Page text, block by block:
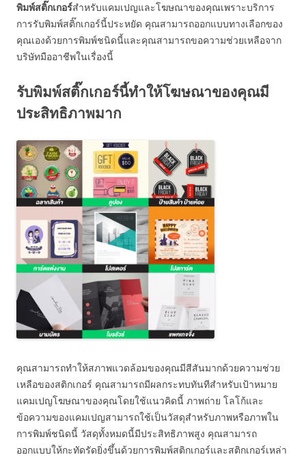
พิมพ์สติ๊กเกอร์สำหรับแคมเปญและโฆษณาของคุณเพราะบริการ
การรับพิมพ์สติ๊กเกอร์นี้ประหยัด คุณสามารถออกแบบทางเลือกของ
คุณเองด้วยการพิมพ์ชนิดนี้และคุณสามารถขอความช่วยเหลือจาก
บริษัทมืออาชีพในเรื่องนี้
รับพิมพ์สติ๊กเกอร์นี้ทำให้โฆษณาของคุณมี
ประสิทธิภาพมาก
คุณสามารถทำให้สภาพแวดล้อมของคุณมีสีสันมากด้วยความช่วย
เหลือของสติกเกอร์ คุณสามารถมีผลกระทบทันทีสำหรับเป้าหมาย
แคมเปญโฆษณาของคุณโดยใช้แนวคิดนี้ ภาพถ่าย โลโก้และ
ข้อความของแคมเปญสามารถใช้เป็นวัสดุสำหรับภาพหรือภาพใน
การพิมพ์ชนิดนี้ วัสดุทั้งหมดนี้มีประสิทธิภาพสูง คุณสามารถ
ออกแบบให้กะทัดรัดยิ่งขึ้นด้วยการพิมพ์สติกเกอร์และสติกเกอร์เหล่า